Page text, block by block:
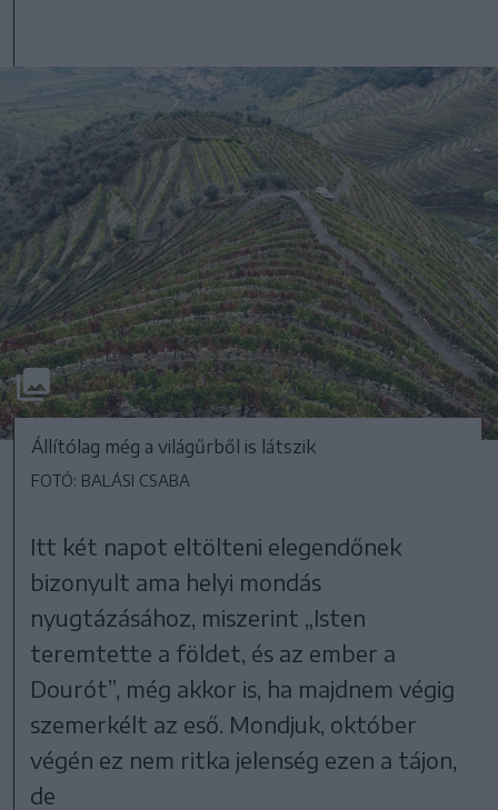
Állítólag még a világűrből is látszik
FOTÓ: BALÁSI CSABA
Itt két napot eltölteni elegendőnek
bizonyult ama helyi mondás
nyugtázásához, miszerint „Isten
teremtette a földet, és az ember a
Dourót”, még akkor is, ha majdnem végig
szemerkélt az eső. Mondjuk, október
végén ez nem ritka jelenség ezen a tájon,
de